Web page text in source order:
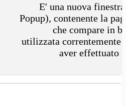
E' una nuova
Popup), contenente la
che compare in
utilizzata correntemente
aver effettuato